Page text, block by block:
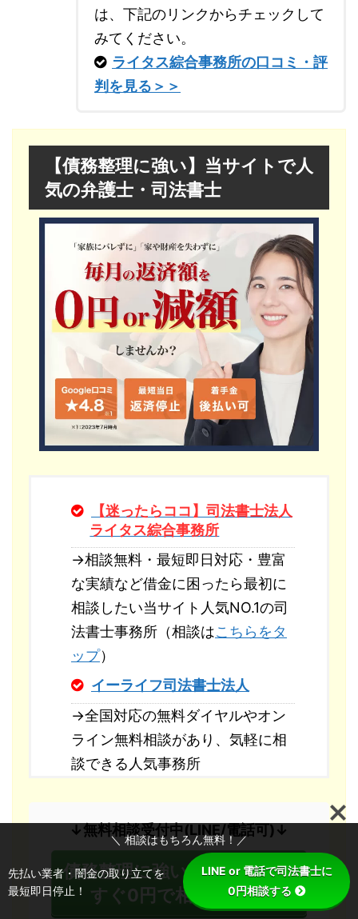
は、下記のリンクからチェックして
みてください。
ライタス綜合事務所の口コミ・評
判を見る＞＞
【債務整理に強い】当サイトで人
気の弁護士・司法書士
【迷ったらココ】司法書士法人
ライタス綜合事務所
→相談無料・最短即日対応・豊富
な実績など借金に困ったら最初に
相談したい当サイト人気NO.1の司
法書士事務所（相談はこちらをタ
ップ）
イーライフ司法書士法人
→全国対応の無料ダイヤルやオン
ライン無料相談があり、気軽に相
談できる人気事務所
↓無料相談受付中(LINE/電話可)↓
債務整理に強い司法書士に今
すぐ0円で相談する
＼ 相談はもちろん無料！／
先払い業者・闇金の取り立てを
最短即日停止！
LINE or 電話で司法書士に
0円相談する